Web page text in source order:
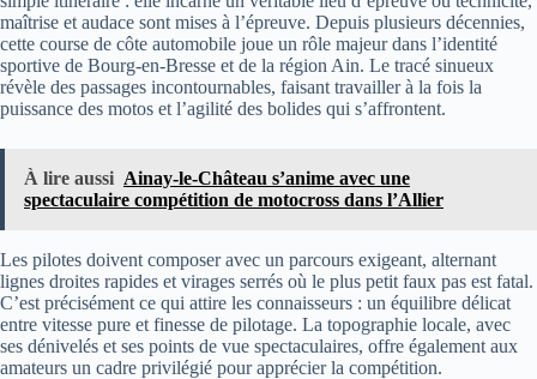
maîtrise et audace sont mises à l’épreuve. Depuis plusieurs décennies,
cette course de côte automobile joue un rôle majeur dans l’identité
sportive de Bourg-en-Bresse et de la région Ain. Le tracé sinueux
révèle des passages incontournables, faisant travailler à la fois la
puissance des motos et l’agilité des bolides qui s’affrontent.
À lire aussi Ainay-le-Château s’anime avec une
spectaculaire compétition de motocross dans l’Allier
Les pilotes doivent composer avec un parcours exigeant, alternant
lignes droites rapides et virages serrés où le plus petit faux pas est fatal.
C’est précisément ce qui attire les connaisseurs : un équilibre délicat
entre vitesse pure et finesse de pilotage. La topographie locale, avec
ses dénivelés et ses points de vue spectaculaires, offre également aux
amateurs un cadre privilégié pour apprécier la compétition.